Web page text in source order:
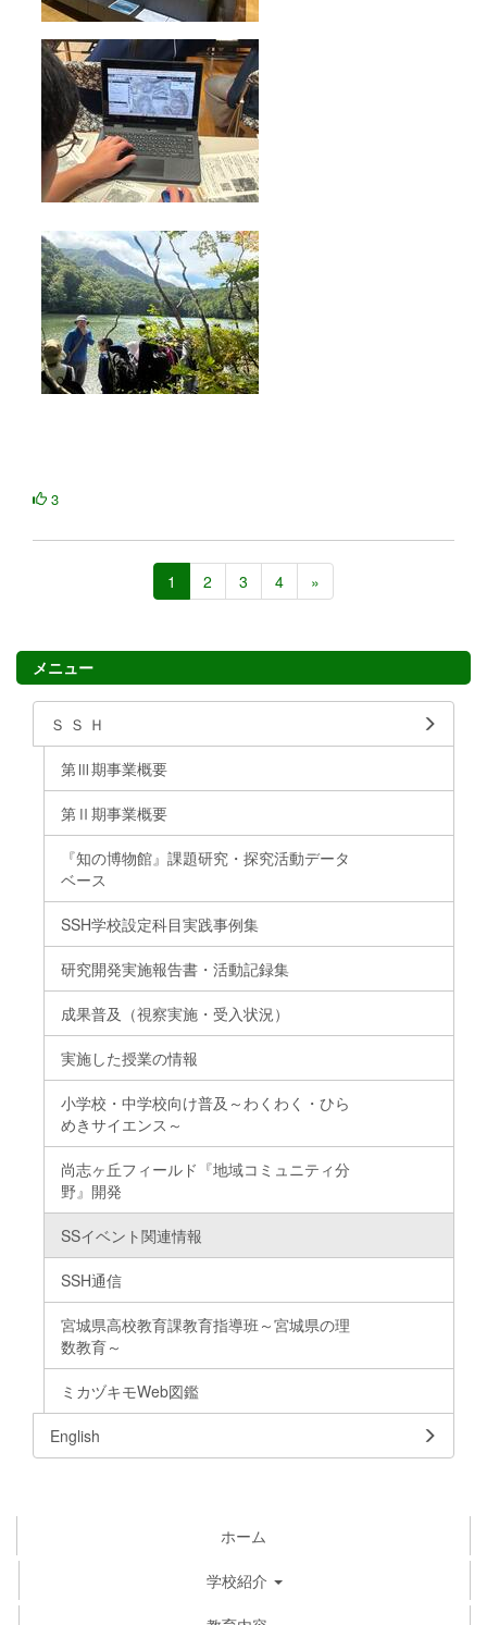
3
1 2 3 4 »
メニュー
Ｓ Ｓ Ｈ
第Ⅲ期事業概要
第Ⅱ期事業概要
『知の博物館』課題研究・探究活動データ
ベース
SSH学校設定科目実践事例集
研究開発実施報告書・活動記録集
成果普及（視察実施・受入状況）
実施した授業の情報
小学校・中学校向け普及～わくわく・ひら
めきサイエンス～
尚志ヶ丘フィールド『地域コミュニティ分
野』開発
SSイベント関連情報
SSH通信
宮城県高校教育課教育指導班～宮城県の理
数教育～
ミカヅキモWeb図鑑
English
ホーム
学校紹介